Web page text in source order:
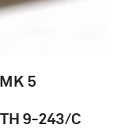
5
9-243/C